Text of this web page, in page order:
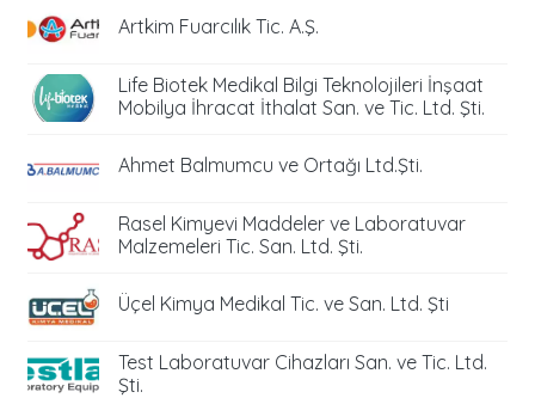
Artkim Fuarcılık Tic. A.Ş.
Life Biotek Medikal Bilgi Teknolojileri İnşaat
Mobilya İhracat İthalat San. ve Tic. Ltd. Şti.
Ahmet Balmumcu ve Ortağı Ltd.Şti.
Rasel Kimyevi Maddeler ve Laboratuvar
Malzemeleri Tic. San. Ltd. Şti.
Üçel Kimya Medikal Tic. ve San. Ltd. Şti
Test Laboratuvar Cihazları San. ve Tic. Ltd.
Şti.